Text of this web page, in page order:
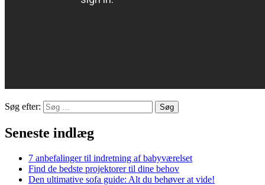
Søg efter:
Seneste indlæg
7 anbefalinger til indretning af babyværelset
Find de bedste projektorer til dine behov
Den ultimative sofa guide: Alt du behøver at vide!